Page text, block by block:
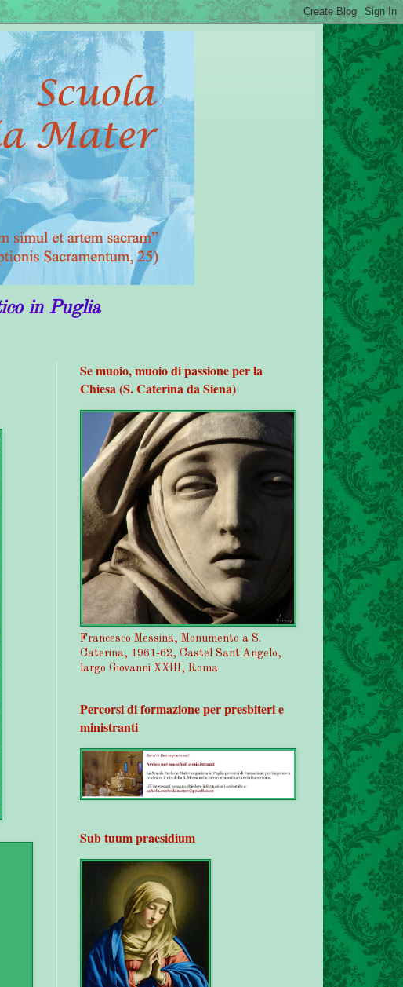
Se muoio, muoio di passione per la
Chiesa (S. Caterina da Siena)
Francesco Messina, Monumento a S.
Caterina, 1961-62, Castel Sant'Angelo,
largo Giovanni XXIII, Roma
Percorsi di formazione per presbiteri e
ministranti
Sub tuum praesidium